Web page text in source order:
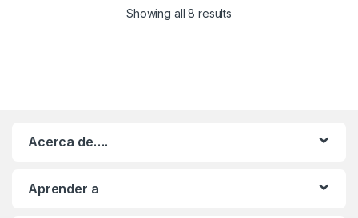
Showing all 8 results
Acerca de….
Aprender a